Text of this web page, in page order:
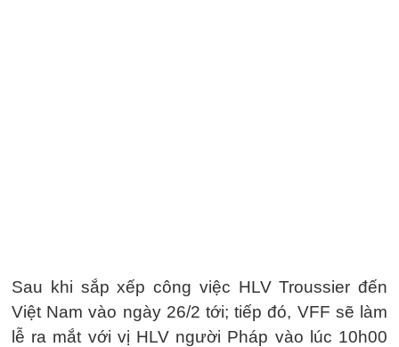
Sau khi sắp xếp công việc HLV Troussier đến
Việt Nam vào ngày 26/2 tới; tiếp đó, VFF sẽ làm
lễ ra mắt với vị HLV người Pháp vào lúc 10h00